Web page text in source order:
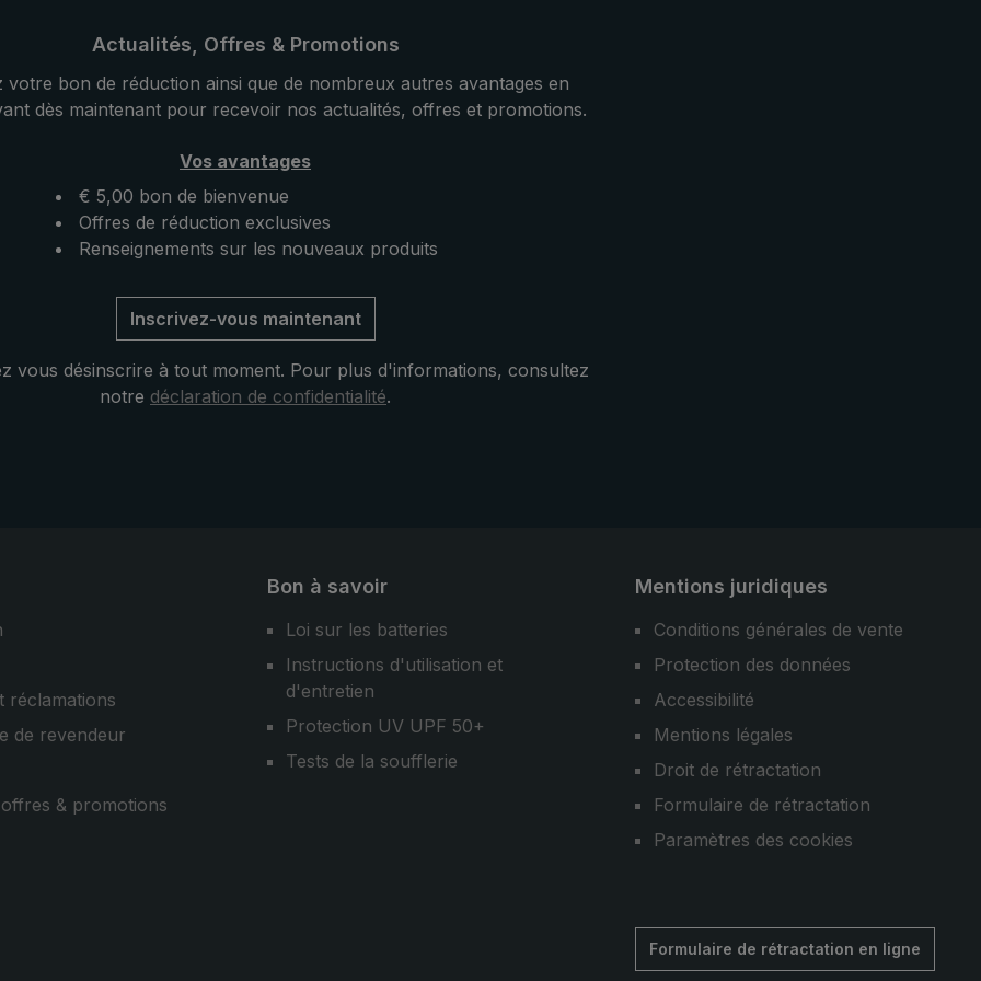
taille agréable. Les
toile de luxe sa
Le cuir de chèvre
léger avec sa
et garantit une prise
fermeture à
protège la toile
possède une taille agréable. Les
confèrent à la toile de luxe sa
stabilité particulière.
ronde est recouverte de précieux
cuir de chèvre. Le cuir de chèvre
est particulièrement léger avec sa
structure fine et garantit une prise
La housse avec fermeture à
glissière fournie protège la toile
modèle exclusif.
Actualités, Offres & Promotions
votre bon de réduction ainsi que de nombreux autres avantages en
dès maintenant pour recevoir nos actualités, offres et promotions.
Vos avantages
€ 5,00 bon de bienvenue
Offres de réduction exclusives
Renseignements sur les nouveaux produits
Inscrivez-vous maintenant
vous désinscrire à tout moment. Pour plus d'informations, consultez
notre déclaration de confidentialité.
réclamations
de revendeur
& promotions
Bon à savoir
Loi sur les batteries
Instructions d'utilisation et
d'entretien
Protection UV UPF 50+
Tests de la soufflerie
Mentions juridiques
Conditions générales de vente
Protection des données
Accessibilité
Mentions légales
Droit de rétractation
Formulaire de rétractation
Paramètres des cookies
Formulaire de rétractation en ligne